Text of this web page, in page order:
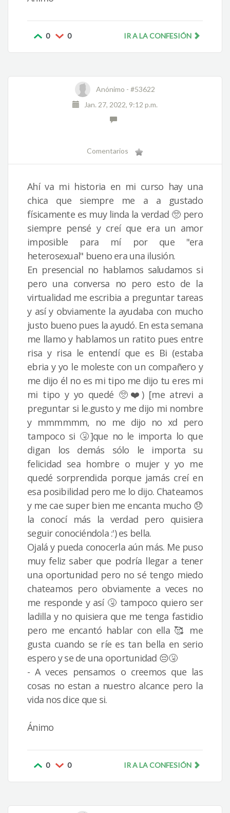
0 0 IR A LA CONFESIÓN
Anónimo - #53622
Jan. 27, 2022, 9:12 p.m.
Comentarios
Ahí va mi historia en mi curso hay una
chica que siempre me a a gustado
físicamente es muy linda la verdad 🥺 pero
siempre pensé y creí que era un amor
imposible para mí por que "era
heterosexual" bueno era una ilusión.
En presencial no hablamos saludamos si
pero una conversa no pero esto de la
virtualidad me escribia a preguntar tareas
y así y obviamente la ayudaba con mucho
justo bueno pues la ayudó. En esta semana
me llamo y hablamos un ratito pues entre
risa y risa le entendí que es Bi (estaba
ebria y yo le moleste con un compañero y
me dijo él no es mi tipo me dijo tu eres mi
mi tipo y yo quedé 🥺❤️) [me atrevi a
preguntar si le.gusto y me dijo mi nombre
y mmmmmm, no me dijo no xd pero
tampoco si 🤧]que no le importa lo que
digan los demás sólo le importa su
felicidad sea hombre o mujer y yo me
quedé sorprendida porque jamás creí en
esa posibilidad pero me lo dijo. Chateamos
y me cae super bien me encanta mucho 😞
la conocí más la verdad pero quisiera
seguir conociéndola :') es bella.
Ojalá y pueda conocerla aún más. Me puso
muy feliz saber que podría llegar a tener
una oportunidad pero no sé tengo miedo
chateamos pero obviamente a veces no
me responde y así 🤧 tampoco quiero ser
ladilla y no quisiera que me tenga fastidio
pero me encantó hablar con ella 🥰 me
gusta cuando se ríe es tan bella en serio
espero y se de una oportunidad 😔🤧
- A veces pensamos o creemos que las
cosas no estan a nuestro alcance pero la
vida nos dice que si.
Ánimo
0 0 IR A LA CONFESIÓN